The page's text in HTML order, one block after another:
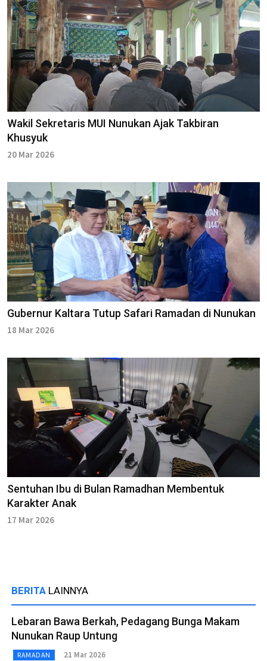
Wakil Sekretaris MUI Nunukan Ajak Takbiran
Khusyuk
20 Mar 2026
Gubernur Kaltara Tutup Safari Ramadan di Nunukan
18 Mar 2026
Sentuhan Ibu di Bulan Ramadhan Membentuk
Karakter Anak
17 Mar 2026
BERITA LAINNYA
Lebaran Bawa Berkah, Pedagang Bunga Makam
Nunukan Raup Untung
RAMADAN 21 Mar 2026